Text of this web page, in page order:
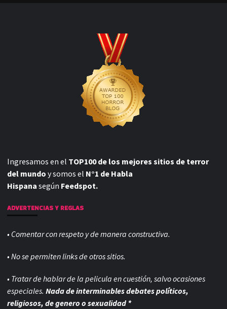
Ingresamos en el TOP100 de los mejores sitios de terror
del mundo y somos el N°1 de Habla
Hispana según Feedspot.
ADVERTENCIAS Y REGLAS
• Comentar con respeto y de manera constructiva.
• No se permiten links de otros sitios.
• Tratar de hablar de la pelicula en cuestión, salvo ocasiones
especiales. Nada de interminables debates políticos,
religiosos, de genero o sexualidad *